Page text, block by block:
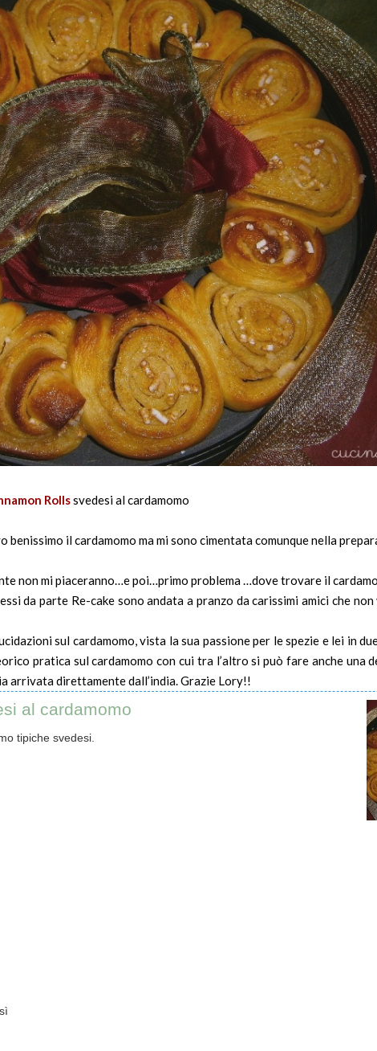
Rollssvedesi al cardamomo
il cardamomo ma mi sono cimentata comunque nella
non mi piaceranno…e poi…primo problema …dove trovare il
da parte Re-cake sono andata a pranzo da carissimi amici che
sul cardamomo, vista la sua passione per le spezie e lei in
pratica sul cardamomo con cui tra l’altro si può fare anche una
arrivata direttamente dall’india. Grazie Lory!!
al cardamomo
tipiche svedesi.